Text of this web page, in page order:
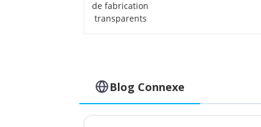
Blog Connexe